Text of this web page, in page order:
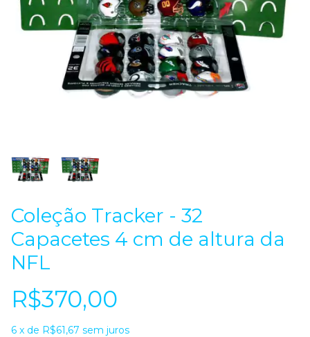
Coleção Tracker - 32
Capacetes 4 cm de altura da
NFL
R$370,00
6 x de R$61,67 sem juros